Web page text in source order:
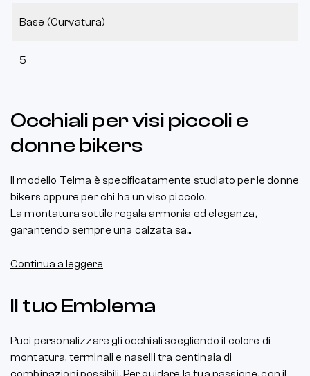
Base (Curvatura)
5
Occhiali per visi piccoli e
donne bikers
Il modello Telma è specificatamente studiato per le donne
bikers oppure per chi ha un viso piccolo.
La montatura sottile regala armonia ed eleganza,
garantendo sempre una calzata sa...
Continua a leggere
Il tuo Emblema
Puoi personalizzare gli occhiali scegliendo il colore di
montatura, terminali e naselli tra centinaia di